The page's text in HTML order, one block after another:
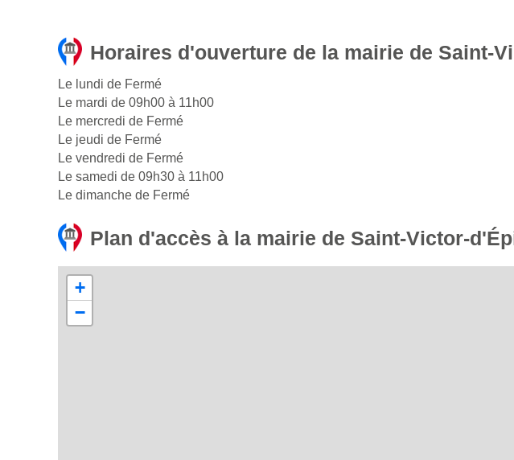
Horaires d'ouverture de la mairie de Saint-
Le lundi de Fermé
Le mardi de 09h00 à 11h00
Le mercredi de Fermé
Le jeudi de Fermé
Le vendredi de Fermé
Le samedi de 09h30 à 11h00
Le dimanche de Fermé
Plan d'accès à la mairie de Saint-Victor-
+
−